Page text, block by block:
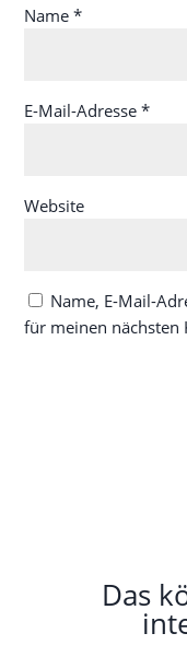
Name*
E-Mail-Adresse*
Website
Name, E-Mail-
für meinen nächsten
Das